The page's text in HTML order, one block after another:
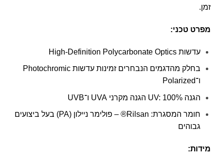
זמן.
מפרט טכני:
עדשות High-Definition Polycarbonate Optics
בחלק מהדגמים הנבחרים זמינות עדשות Photochromic
ו־Polarized
הגנה UV: 100% הגנה מקרני UVA ו־UVB
חומר המסגרת: Rilsan® – פולימר ניילון (PA) בעל ביצועים
גבוהים
מידות: